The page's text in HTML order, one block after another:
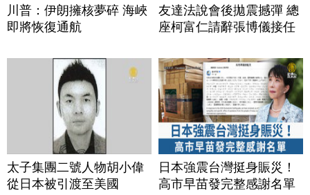
川普：伊朗擁核夢碎 海峽
即將恢復通航
友達法說會後拋震撼彈 總
座柯富仁請辭張博儀接任
太子集團二號人物胡小偉
從日本被引渡至美國
日本強震台灣挺身賑災！
高市早苗發完整感謝名單